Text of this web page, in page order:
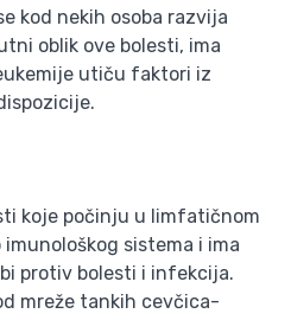
kod nekih osoba razvija
oblik ove bolesti, ima
utiču faktori iz
koje počinju u limfatičnom
sistema i ima
protiv bolesti i infekcija.
mreže tankih cevčica-